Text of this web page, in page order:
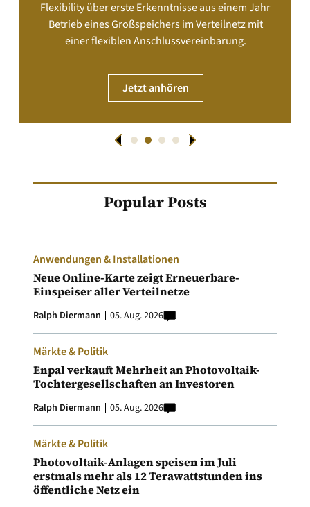
Flexibility über erste Erkenntnisse aus einem Jahr
Betrieb eines Großspeichers im Verteilnetz mit
einer flexiblen Anschlussvereinbarung.
Jetzt anhören
Popular Posts
Anwendungen & Installationen
Neue Online-Karte zeigt Erneuerbare-
Einspeiser aller Verteilnetze
Ralph Diermann 05. Aug. 2026
Märkte & Politik
Enpal verkauft Mehrheit an Photovoltaik-
Tochtergesellschaften an Investoren
Ralph Diermann 05. Aug. 2026
Märkte & Politik
Photovoltaik-Anlagen speisen im Juli
erstmals mehr als 12 Terawattstunden ins
öffentliche Netz ein